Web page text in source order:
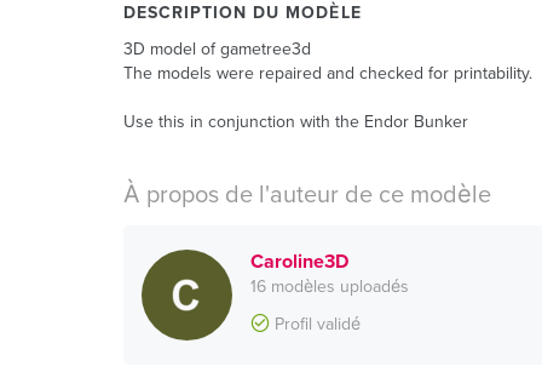
DESCRIPTION DU MODÈLE
3D model of gametree3d
The models were repaired and checked for printability.
Use this in conjunction with the Endor Bunker
À propos de l'auteur de ce modèle
Caroline3D
16 modèles uploadés
Profil validé